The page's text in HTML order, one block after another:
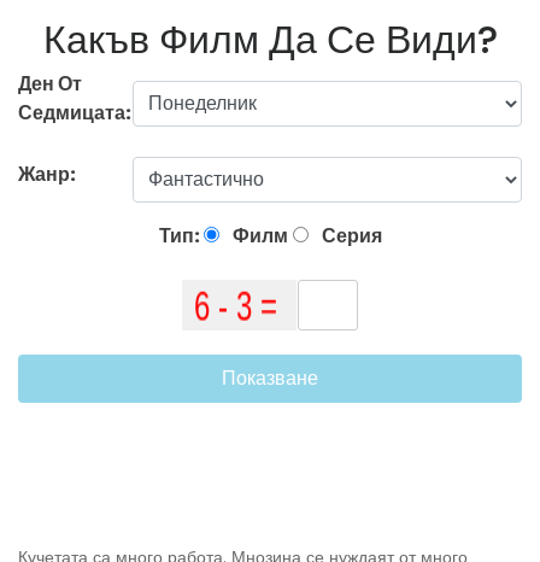
Какъв Филм Да Се Види?
Ден От
Седмицата:
Жанр:
Тип: Филм Серия
Показване